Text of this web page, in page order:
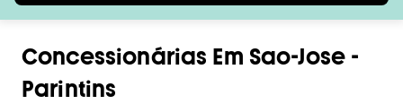
Concessionárias Em Sao-Jose -
Parintins